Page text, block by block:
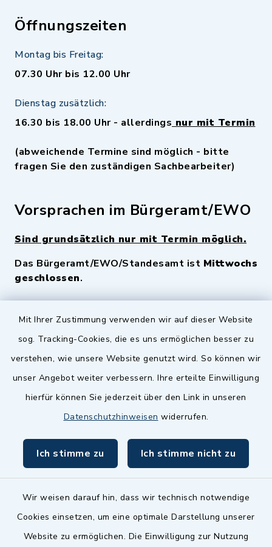
Mit Ihrer Zustimmung verwenden wir auf dieser Website
sog. Tracking-Cookies, die es uns ermöglichen besser zu
verstehen, wie unsere Website genutzt wird. So können wir
unser Angebot weiter verbessern. Ihre erteilte Einwilligung
hierfür können Sie jederzeit über den Link in unseren
Datenschutzhinweisen widerrufen.
Ich stimme zu Ich stimme nicht zu
Wir weisen darauf hin, dass wir technisch notwendige
Cookies einsetzen, um eine optimale Darstellung unserer
Website zu ermöglichen. Die Einwilligung zur Nutzung
Öffnungszeiten
Montag bis Freitag:
07.30 Uhr bis 12.00 Uhr
Dienstag zusätzlich:
16.30 bis 18.00 Uhr - allerdings nur mit Termin
(abweichende Termine sind möglich - bitte
fragen Sie den zuständigen Sachbearbeiter)
Vorsprachen im Bürgeramt/EWO
Sind grundsätzlich nur mit Termin möglich.
Das Bürgeramt/EWO/Standesamt ist Mittwochs
geschlossen.
Quicklinks
Zenngrund Allianz
Dillenberggruppe
inixmedia GmbH